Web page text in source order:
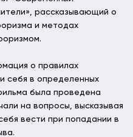
рассказывающий о
и методах
о правилах
себя в определенных
была проведена
на вопросы, высказывая
вести при попадании в